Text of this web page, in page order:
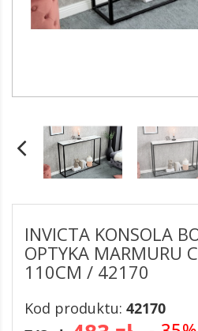
INVICTA KONSOLA
OPTYKA MARMURU
110CM / 42170
Kod produktu: 42170